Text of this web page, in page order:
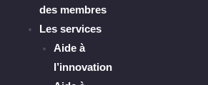
des membres
Les services
Aide à
l’innovation